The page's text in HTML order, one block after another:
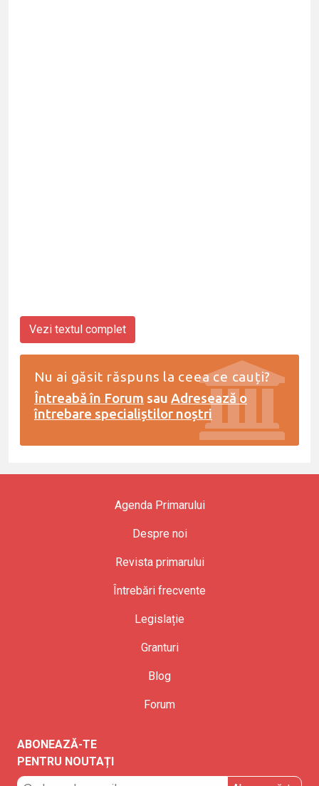
Vezi textul complet
Nu ai găsit răspuns la ceea ce cauți?
Întreabă în Forum sau Adresează o
întrebare specialiștilor noștri
Agenda Primarului
Despre noi
Revista primarului
Întrebări frecvente
Legislație
Granturi
Blog
Forum
ABONEAZĂ-TE
PENTRU NOUTAȚI